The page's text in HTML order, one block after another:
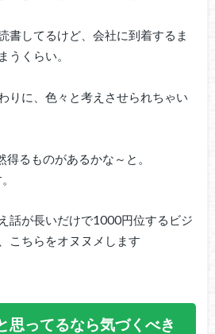
書してるけど、会社に到着するま
うくらい。
りに、色々と考えさせられちゃい
るものがあるかな～と。
話が長いだけで1000円位するビジ
こちらをオヌヌメします
思ってるなら気づくべき